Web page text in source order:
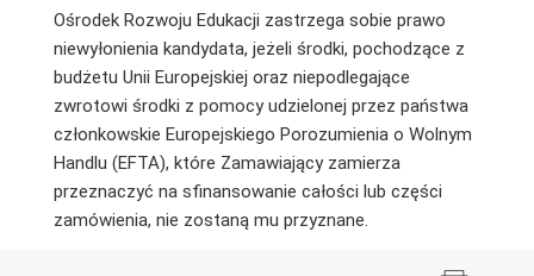
Ośrodek Rozwoju Edukacji zastrzega sobie prawo
niewyłonienia kandydata, jeżeli środki, pochodzące z
budżetu Unii Europejskiej oraz niepodlegające
zwrotowi środki z pomocy udzielonej przez państwa
członkowskie Europejskiego Porozumienia o Wolnym
Handlu (EFTA), które Zamawiający zamierza
przeznaczyć na sfinansowanie całości lub części
zamówienia, nie zostaną mu przyznane.